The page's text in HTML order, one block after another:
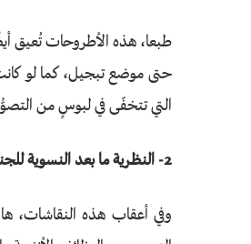
طبعا، هذه الأطروحات تُعيق
حتى موضع تبجيل، كما لو كانت
التي تتخفّى في لبوسٍ من
2- النظرية ما بعد النسوية للجندر:
وفي أعقاب هذه النقاشات، ها